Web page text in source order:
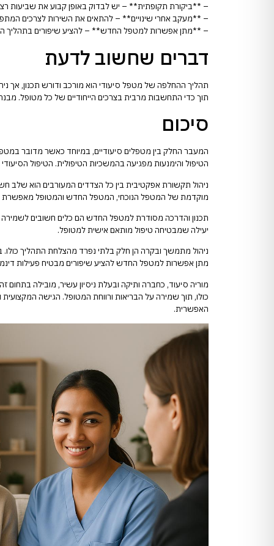
– **ביקורת תקופתית** – יש לבדוק באופן קבוע את שביעות
– **מעקב אחרי שינויים** – להתאים את השירות לצרכים
– **מתן אפשרות למטפל החדש** – להציע שיפורים בתהליך
דברים שחשוב לדעת
תהליך ההחלפה של מטפל סיעודי הוא מורכב ודורש תכנון, אך
תוך כדי התחשבות מרבית בצרכים הייחודיים של כל מטופל.
סיכום
המעבר החלק בין מטפלים סיעודיים, במיוחד כאשר מדובר
הטיפול והימנעות מפגיעה בהמשכיות הטיפולית. הטיפול
ניהול תקשורת אפקטיבית בין כל הצדדים המעורבים הוא שלב
מוקדמת של המטפל הנוכחי, המטפל החדש והמטופל מאפשרת
תכנון והדרכה מסודרת למטפל החדש הם כלים חשובים לשמירה
יעילה שמבטיחה טיפול מותאם אישית למטופל.
ניהול מתמשך ובקרה הן חלק בלתי נפרד מהצלחת התהליך
מתן אפשרות למטפל החדש להציע שיפורים מבטיח פעילות
מוריה סיעוד, כחברה ותיקה ובעלת ניסיון עשיר, מובילה
כולו, תוך שמירה על הבריאות ורווחת המטופל. הגישה
האפשרית.